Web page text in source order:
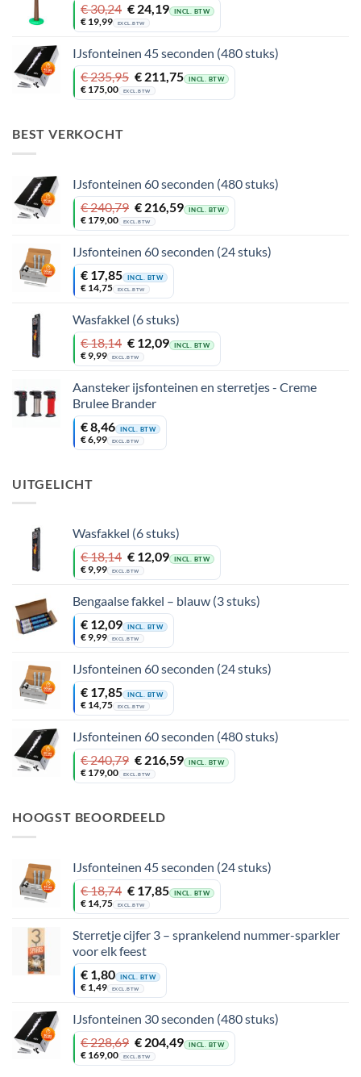
€30,24
Oorspronkelijke
prijs
was:
€ 30,24.
€24,19
Huidige
prijs
is:
€ 24,19.
INCL. BTW
€ 19,99 EXCL. BTW
IJsfonteinen 45 seconden (480 stuks)
€235,95
Oorspronkelijke
prijs
was:
€211,75
Huidige
prijs
is:
INCL. BTW
€ 175,00 EXCL. BTW
BEST VERKOCHT
IJsfonteinen 60 seconden (480 stuks)
€240,79
Oorspronkelijke
prijs
was:
€ 240,79.
€216,59
Huidige
prijs
is:
€ 216,59.
INCL. BTW
€ 179,00 EXCL. BTW
IJsfonteinen 60 seconden (24 stuks)
€ 17,85 INCL. BTW
€ 14,75 EXCL. BTW
Wasfakkel (6 stuks)
€18,14
Oorspronkelijke
prijs
was:
€ 18,14.
€12,09
Huidige
prijs
is:
€ 12,09.
INCL. BTW
€9,99 EXCL. BTW
Aansteker ijsfonteinen en sterretjes - Creme
Brulee Brander
€8,46 INCL. BTW
€6,99 EXCL. BTW
UITGELICHT
Wasfakkel (6 stuks)
€18,14
Oorspronkelijke
prijs
was:
€ 18,14.
€12,09
Huidige
prijs
is:
€ 12,09.
INCL. BTW
€9,99 EXCL. BTW
Bengaalse fakkel – blauw (3 stuks)
€ 12,09 INCL. BTW
€9,99 EXCL. BTW
IJsfonteinen 60 seconden (24 stuks)
€ 17,85 INCL. BTW
€ 14,75 EXCL. BTW
IJsfonteinen 60 seconden (480 stuks)
€240,79
Oorspronkelijke
prijs
was:
€216,59
Huidige
prijs
is:
INCL. BTW
€ 179,00 EXCL. BTW
HOOGST BEOORDEELD
IJsfonteinen 45 seconden (24 stuks)
€18,74
Oorspronkelijke
prijs
was:
€ 18,74.
€17,85
Huidige
prijs
is:
€ 17,85.
INCL. BTW
€ 14,75 EXCL. BTW
Sterretje cijfer 3 – sprankelend nummer-sparkler
voor elk feest
€ 1,80 INCL. BTW
€ 1,49 EXCL. BTW
IJsfonteinen 30 seconden (480 stuks)
€228,69
Oorspronkelijke
prijs
was:
€204,49
Huidige
prijs
is:
INCL. BTW
€ 169,00 EXCL. BTW